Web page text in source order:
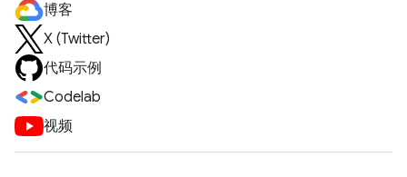
博客
X (Twitter)
代码示例
Codelab
视频